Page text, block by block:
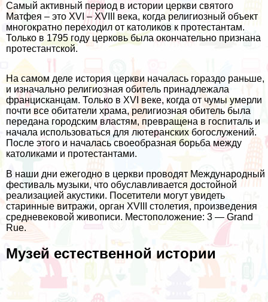
Самый активный период в истории церкви святого
Матфея – это XVI – XVIII века, когда религиозный объект
многократно переходил от католиков к протестантам.
Только в 1795 году церковь была окончательно признана
протестантской.
На самом деле история церкви началась гораздо раньше,
и изначально религиозная обитель принадлежала
францисканцам. Только в XVI веке, когда от чумы умерли
почти все обитатели храма, религиозная обитель была
передана городским властям, превращена в госпиталь и
начала использоваться для лютеранских богослужений.
После этого и началась своеобразная борьба между
католиками и протестантами.
В наши дни ежегодно в церкви проводят Международный
фестиваль музыки, что обуславливается достойной
реализацией акустики. Посетители могут увидеть
старинные витражи, орган XVIII столетия, произведения
средневековой живописи. Местоположение: 3 — Grand
Rue.
Музей естественной истории